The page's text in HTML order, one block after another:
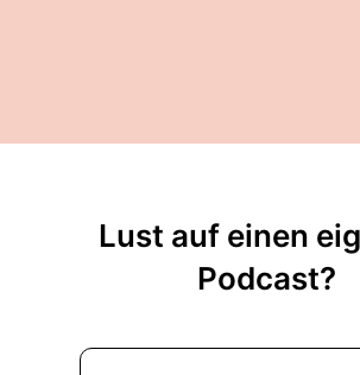
Lust auf einen
Podcast?